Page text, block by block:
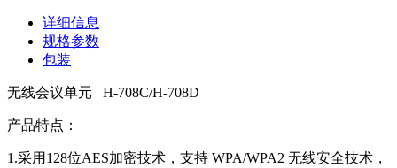
详细信息
规格参数
包装
无线会议单元 H-708C/H-708D
产品特点：
1.采用128位AES加密技术，支持 WPA/WPA2 无线安全技术，